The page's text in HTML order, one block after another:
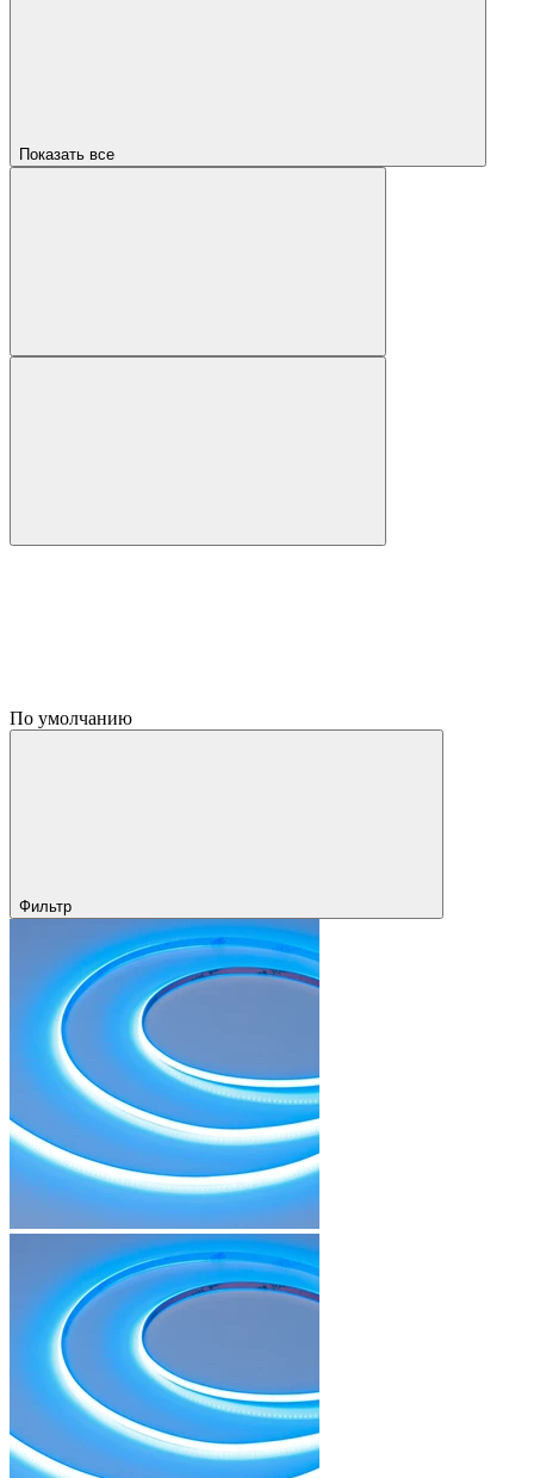
Показать все
По умолчанию
Фильтр